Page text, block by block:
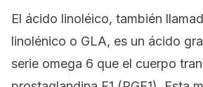
El ácido linoléico, también
linolénico o GLA, es un ácido
serie omega 6 que el cuerpo